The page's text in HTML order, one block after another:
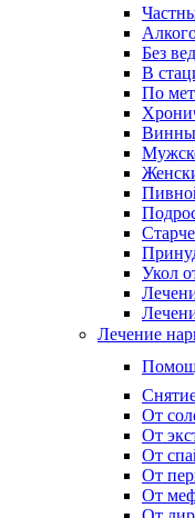
Без
В
По
Укол
Лечение
От
От
От
От
От